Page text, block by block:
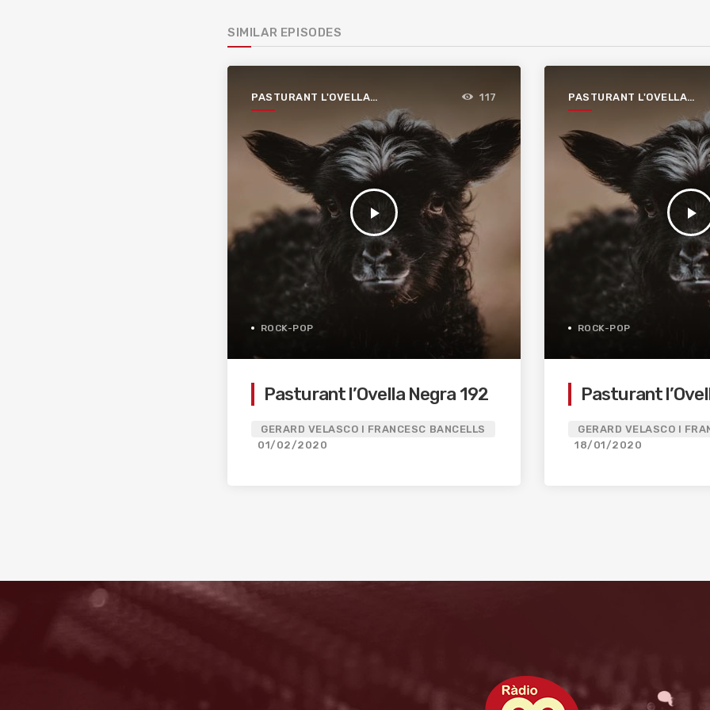
SIMILAR EPISODES
PASTURANT L'OVELLA
NEGRA
play_arrow
117
ROCK-POP
Pasturant l’Ovella Negra 192
GERARD VELASCO I FRANCESC BANCELLS
01/02/2020
PASTURANT L'OVELLA
NEGRA
play_arrow
ROCK-POP
Pasturant
GERARD VELASCO I
18/01/2020